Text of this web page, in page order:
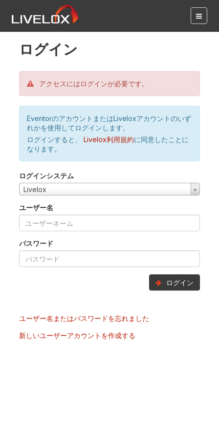
ログイン
アクセスにはログインが必要です。
EventorのアカウントまたはLiveloxアカウントのいず
れかを使用してログインします。
ログインすると、
Livelox利用規約に同意したことに
なります。
ログインシステム
Livelox
ユーザー名
パスワード
ログイン
ユーザー名またはパスワードを忘れました
新しいユーザーアカウントを作成する